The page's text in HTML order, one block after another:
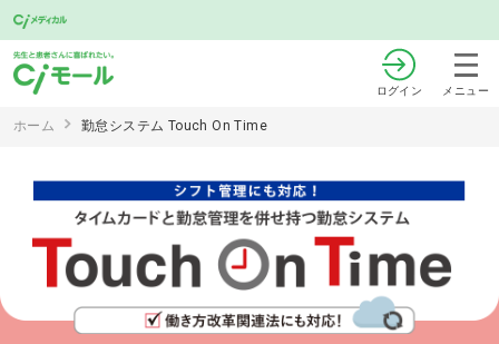
ログイン メニュー
ホーム 勤怠システム Touch On Time